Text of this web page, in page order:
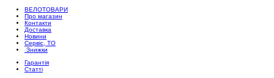
ВЕЛОТОВАРИ
Про магазин
Контакти
Доставка
Новини
Сервіс, ТО
Знижки
Гарантія
Статті